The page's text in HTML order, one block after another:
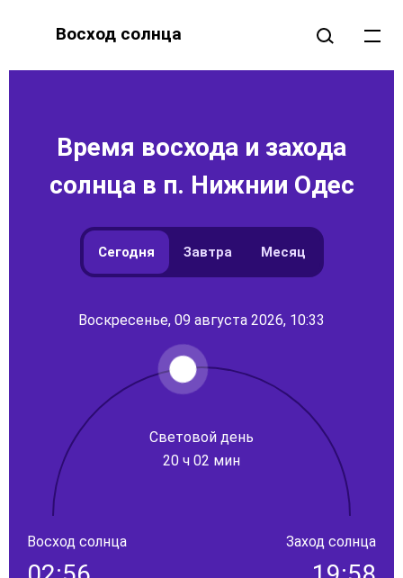
Восход солнца
Время восхода и захода
солнца в п. Нижнии Одес
Сегодня Завтра Месяц
Воскресенье, 09 августа 2026, 10:33
Световой день
20 ч 02 мин
Восход солнца Заход солнца